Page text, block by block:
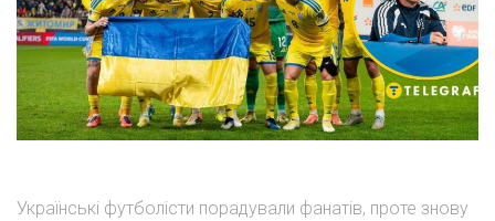
Українські футболісти порадували фанатів, проте знову